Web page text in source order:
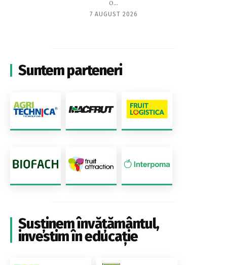
o...
7 AUGUST 2026
Suntem parteneri
Susținem învățământul,
investim în educație